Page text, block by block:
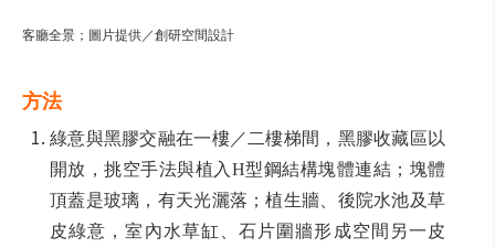
客廳全景；圖片提供／創研空間設計
方法
綠意與黑膠交融在一樓／二樓梯間，黑膠收藏區以
開放，挑空手法與植入H型鋼結構塊體連結；塊體
頂蓋是玻璃，有天光灑落；植生牆、後院水池及草
皮綠意，室內水草缸、石片圍牆形成空間另一皮